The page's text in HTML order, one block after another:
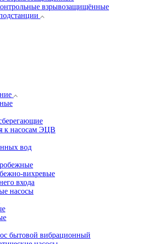
взрывозащищённые
к насосам ЭЦВ
вод
вихревые
входа
насосы
бытовой вибрационный